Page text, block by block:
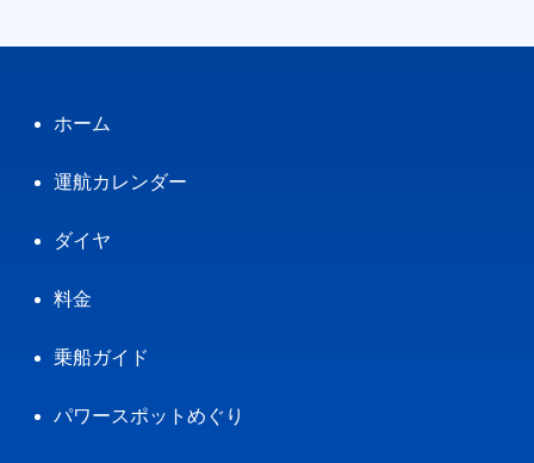
ホーム
運航カレンダー
ダイヤ
料金
乗船ガイド
パワースポットめぐり